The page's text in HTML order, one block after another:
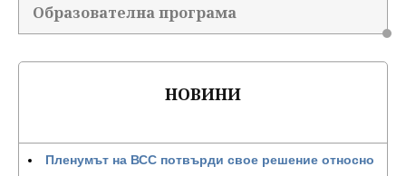
Образователна програма
НОВИНИ
Пленумът на ВСС потвърди свое решение относно